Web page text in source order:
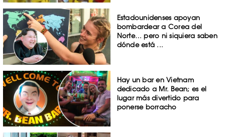
Estadounidenses apoyan
bombardear a Corea del
Norte… pero ni siquiera saben
dónde está ...
Hay un bar en Vietnam
dedicado a Mr. Bean; es el
lugar más divertido para
ponerse borracho